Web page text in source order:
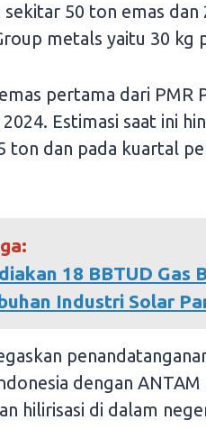
sekitar 50 ton emas
metals yaitu 30 kg
pertama dari PMR
Estimasi saat ini
ton dan pada kuartal
18 BBTUD Gas
Industri Solar
dengan
hilirisasi di dalam